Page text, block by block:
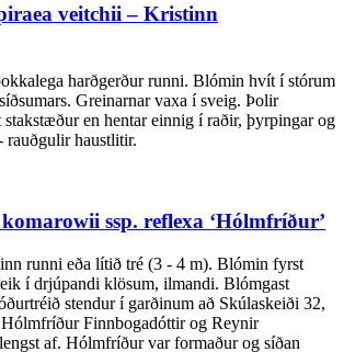
veitchii – Kristinn
harðgerður runni. Blómin hvít í stórum
Greinarnar vaxa í sveig. Þolir
stakstæður en hentar einnig í raðir, þyrpingar og
rauðgulir haustlitir.
ssp. reflexa ‘Hólmfríður’
runni eða lítið tré (3 - 4 m). Blómin fyrst
í drjúpandi klösum, ilmandi. Blómgast
stendur í garðinum að Skúlaskeiði 32,
Finnbogadóttir og Reynir
af. Hólmfríður var formaður og síðan